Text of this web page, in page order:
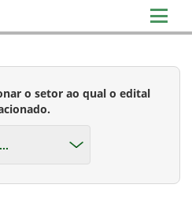
o setor ao qual o edital